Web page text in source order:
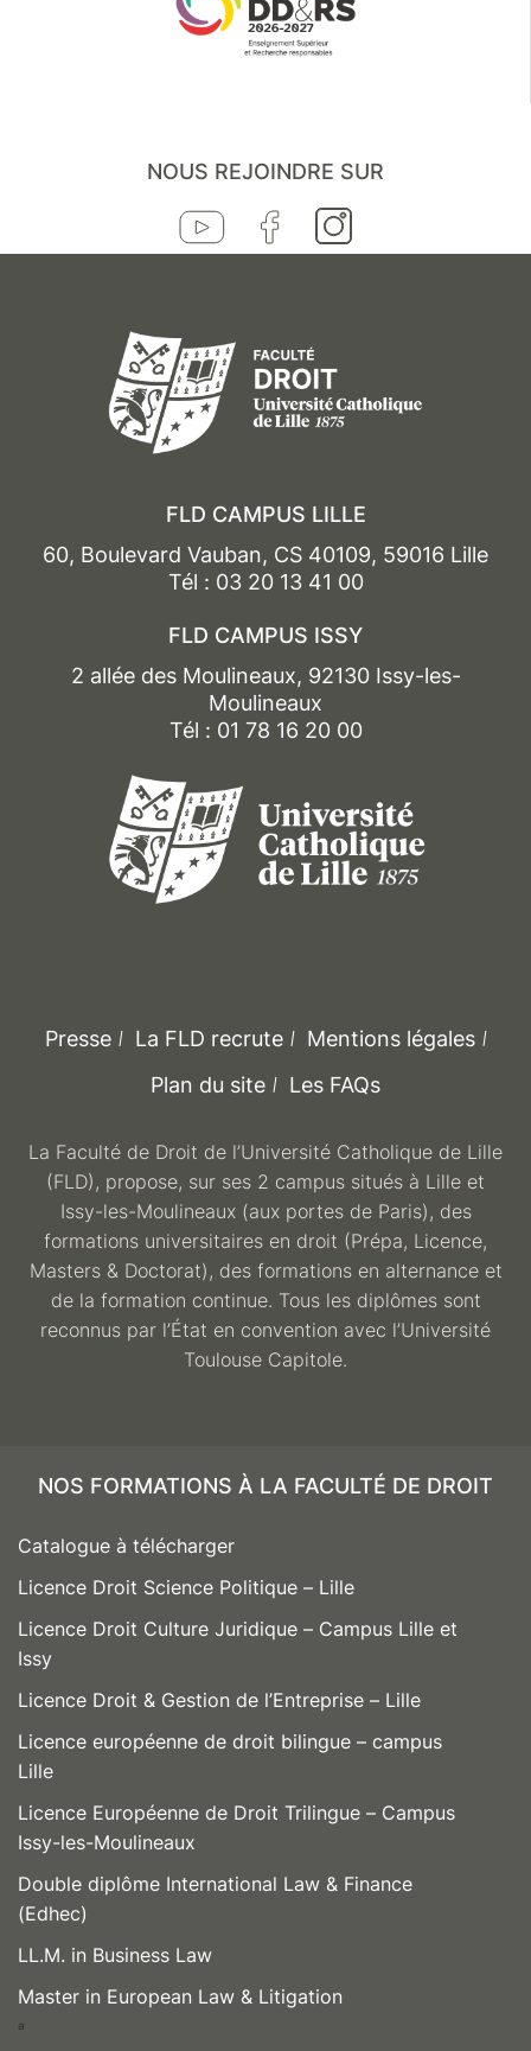
NOUS REJOINDRE SUR
FLD CAMPUS LILLE
60, Boulevard Vauban, CS 40109, 59016 Lille
Tél : 03 20 13 41 00
FLD CAMPUS ISSY
2 allée des Moulineaux, 92130 Issy-les-
Moulineaux
Tél : 01 78 16 20 00
Presse La FLD recrute
Mentions légales
Plan du site
Les FAQs
La Faculté de Droit de l’Université Catholique de Lille
(FLD), propose, sur ses 2 campus situés à Lille et
Issy-les-Moulineaux (aux portes de Paris), des
formations universitaires en droit (Prépa, Licence,
Masters & Doctorat), des formations en alternance et
de la formation continue. Tous les diplômes sont
reconnus par l’État en convention avec l’Université
Toulouse Capitole.
NOS FORMATIONS À LA FACULTÉ DE DROIT
Catalogue à télécharger
Licence Droit Science Politique – Lille
Licence Droit Culture Juridique – Campus Lille et
Issy
Licence Droit & Gestion de l’Entreprise – Lille
Licence européenne de droit bilingue – campus
Lille
Licence Européenne de Droit Trilingue – Campus
Issy-les-Moulineaux
Double diplôme International Law & Finance
(Edhec)
LL.M. in Business Law
Master in European Law & Litigation
a